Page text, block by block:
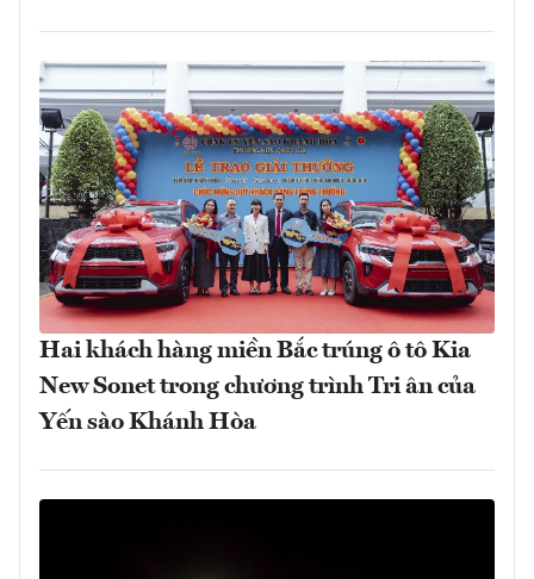
Hai khách hàng miền Bắc trúng ô tô Kia
New Sonet trong chương trình Tri ân của
Yến sào Khánh Hòa